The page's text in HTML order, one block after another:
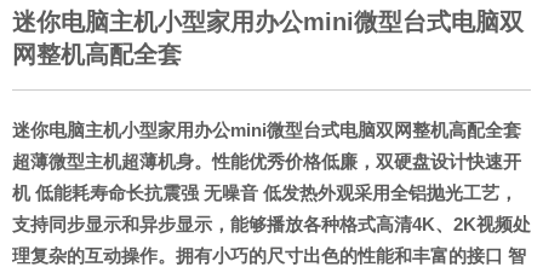
迷你电脑主机小型家用办公mini微型台式电脑双
网整机高配全套
迷你电脑主机小型家用办公mini微型台式电脑双网整机高配全套
超薄微型主机超薄机身。性能优秀价格低廉，双硬盘设计快速开
机 低能耗寿命长抗震强 无噪音 低发热外观采用全铝抛光工艺，
支持同步显示和异步显示，能够播放各种格式高清4K、2K视频处
理复杂的互动操作。拥有小巧的尺寸出色的性能和丰富的接口 智